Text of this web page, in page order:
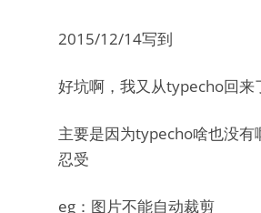
2015/12/14写到
好坑啊，我又从typecho回来
主要是因为typecho啥也没有
忍受
eg：图片不能自动裁剪